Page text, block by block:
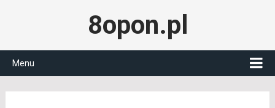
8opon.pl
Menu